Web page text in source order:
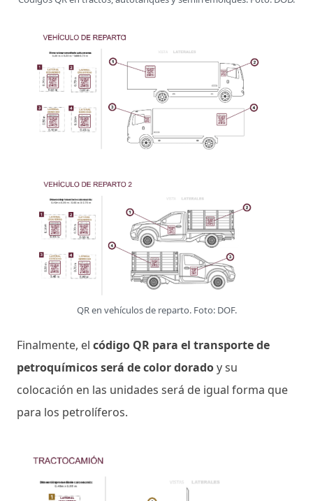
QR en vehículos de reparto. Foto: DOF.
Finalmente, el código QR para el transporte de
petroquímicos será de color doradoy su
colocación en las unidades será de igual forma que
para los petrolíferos.